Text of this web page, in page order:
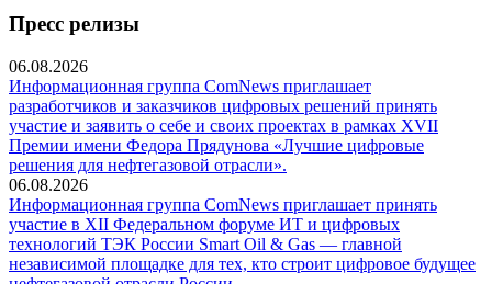
Пресс релизы
06.08.2026
Информационная группа ComNews приглашает
разработчиков и заказчиков цифровых решений принять
участие и заявить о себе и своих проектах в рамках XVII
Премии имени Федора Прядунова «Лучшие цифровые
решения для нефтегазовой отрасли».
06.08.2026
Информационная группа ComNews приглашает принять
участие в XII Федеральном форуме ИТ и цифровых
технологий ТЭК России Smart Oil & Gas — главной
независимой площадке для тех, кто строит цифровое будущее